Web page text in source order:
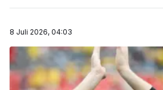
8 Juli 2026, 04:03